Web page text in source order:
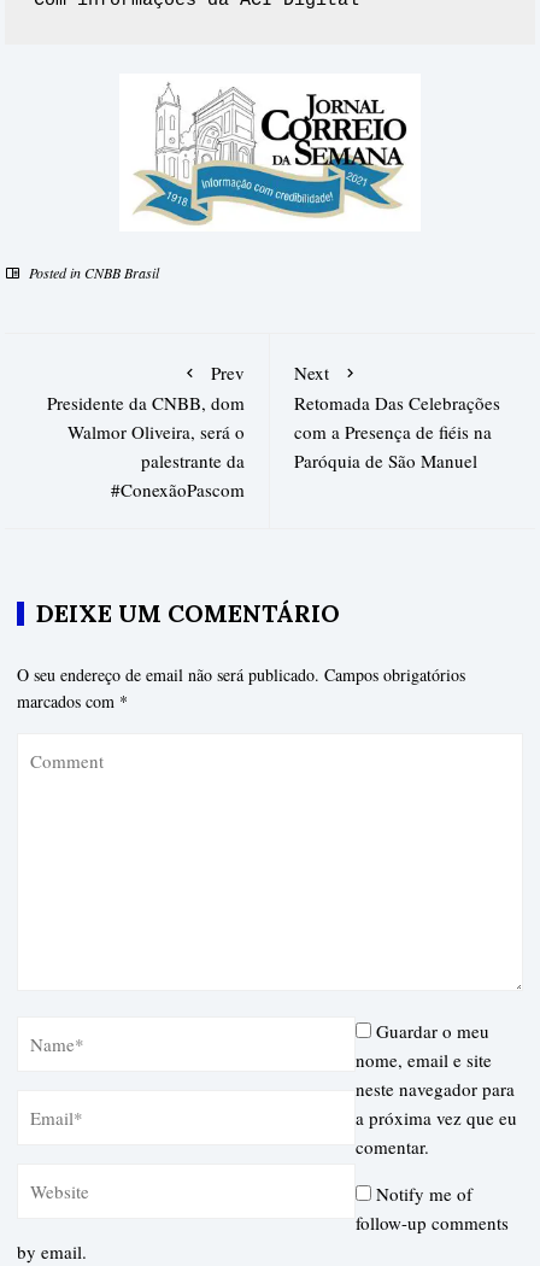
Posted inCNBB Brasil
Prev
Presidente da CNBB, dom
Walmor Oliveira, será o
palestrante da
#ConexãoPascom
Next
Retomada Das Celebrações
com a Presença de fiéis na
Paróquia de São Manuel
DEIXE UM COMENTÁRIO
O seu endereço de email não será publicado. Campos obrigatórios
marcados com *
Guardar o meu
nome, email e site
neste navegador para
a próxima vez que eu
comentar.
Notify me of
follow-up comments
by email.